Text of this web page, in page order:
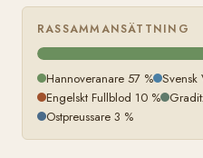
RASSAMMANSÄTTNING
Hannoveranare 57 %
Engelskt Fullblod 10 %
Ostpreussare 3 %